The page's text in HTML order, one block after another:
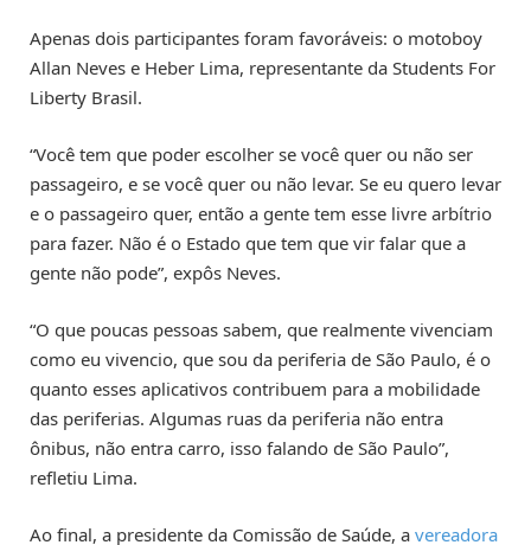
Apenas dois participantes foram favoráveis: o motoboy
Allan Neves e Heber Lima, representante da Students For
Liberty Brasil.
“Você tem que poder escolher se você quer ou não ser
passageiro, e se você quer ou não levar. Se eu quero levar
e o passageiro quer, então a gente tem esse livre arbítrio
para fazer. Não é o Estado que tem que vir falar que a
gente não pode”, expôs Neves.
“O que poucas pessoas sabem, que realmente vivenciam
como eu vivencio, que sou da periferia de São Paulo, é o
quanto esses aplicativos contribuem para a mobilidade
das periferias. Algumas ruas da periferia não entra
ônibus, não entra carro, isso falando de São Paulo”,
refletiu Lima.
Ao final, a presidente da Comissão de Saúde, a vereadora